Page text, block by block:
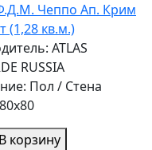
Чеппо Ап. Крим
(1,28 кв.м.)
ATLAS
RUSSIA
Пол / Стена
В корзину